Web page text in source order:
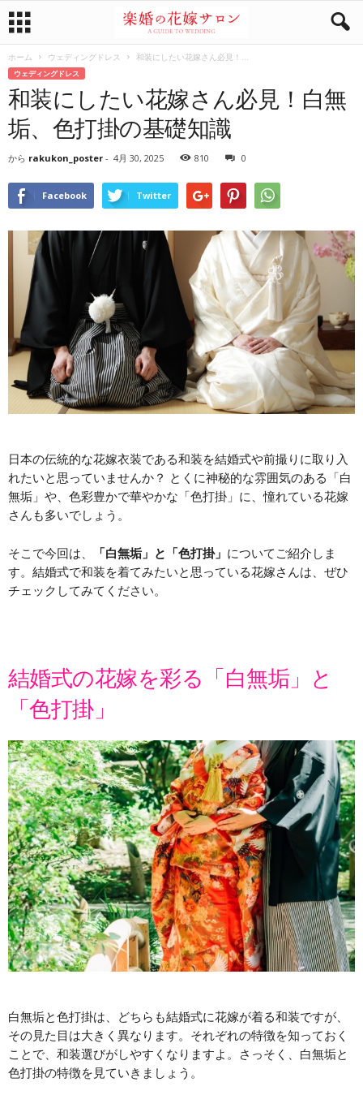
ホーム ウェディングドレス 和装にしたい花嫁さん必見！...
ウェディングドレス
和装にしたい花嫁さん必見！白無
垢、色打掛の基礎知識
から rakukon_poster - 4月 30, 2025 810 0
Facebook Twitter
日本の伝統的な花嫁衣装である和装を結婚式や前撮りに取り入
れたいと思っていませんか？ とくに神秘的な雰囲気のある「白
無垢」や、色彩豊かで華やかな「色打掛」に、憧れている花嫁
さんも多いでしょう。
そこで今回は、 「白無垢」と「色打掛」 についてご紹介しま
す。結婚式で和装を着てみたいと思っている花嫁さんは、ぜひ
チェックしてみてください。
結婚式の花嫁を彩る「白無垢」と
「色打掛」
白無垢と色打掛は、どちらも結婚式に花嫁が着る和装ですが、
その見た目は大きく異なります。それぞれの特徴を知っておく
ことで、和装選びがしやすくなりますよ。さっそく、白無垢と
色打掛の特徴を見ていきましょう。